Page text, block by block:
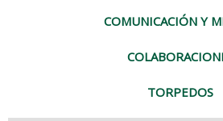
COMUNICACIÓN Y
TORPEDOS